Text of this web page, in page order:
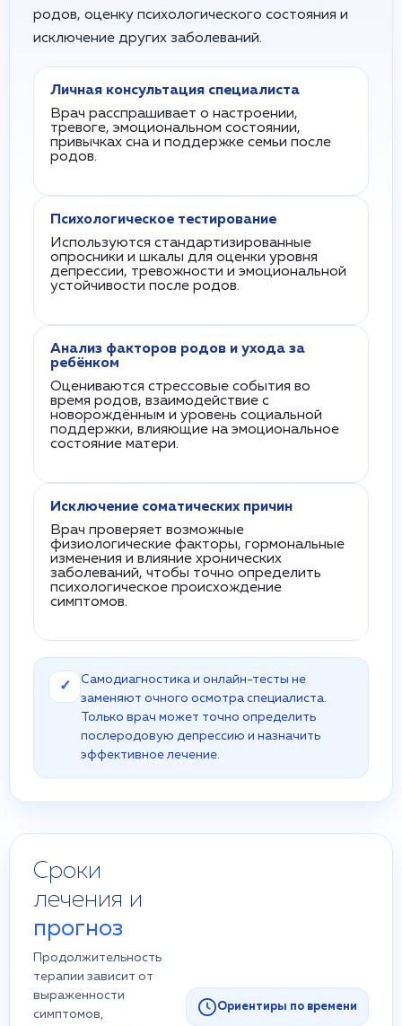
родов, оценку психологического состояния и
исключение других заболеваний.
Личная консультация специалиста
Врач расспрашивает о настроении,
тревоге, эмоциональном состоянии,
привычках сна и поддержке семьи после
родов.
Психологическое тестирование
Используются стандартизированные
опросники и шкалы для оценки уровня
депрессии, тревожности и эмоциональной
устойчивости после родов.
Анализ факторов родов и ухода за
ребёнком
Оцениваются стрессовые события во
время родов, взаимодействие с
новорождённым и уровень социальной
поддержки, влияющие на эмоциональное
состояние матери.
Исключение соматических причин
Врач проверяет возможные
физиологические факторы, гормональные
изменения и влияние хронических
заболеваний, чтобы точно определить
психологическое происхождение
симптомов.
✓
Самодиагностика и онлайн-тесты не
заменяют очного осмотра специалиста.
Только врач может точно определить
послеродовую депрессию и назначить
эффективное лечение.
Сроки
лечения и
прогноз
Продолжительность
терапии зависит от
выраженности
симптомов,
Ориентиры по времени